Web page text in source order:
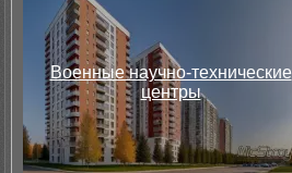
Военные научно-технические
центры